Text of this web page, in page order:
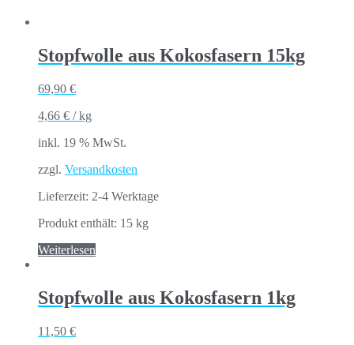
Stopfwolle aus Kokosfasern 15kg
69,90 €
4,66 € /kg
inkl. 19 % MwSt.
zzgl. Versandkosten
Lieferzeit: 2-4 Werktage
Produkt enthält: 15 kg
Weiterlesen
Stopfwolle aus Kokosfasern 1kg
11,50 €